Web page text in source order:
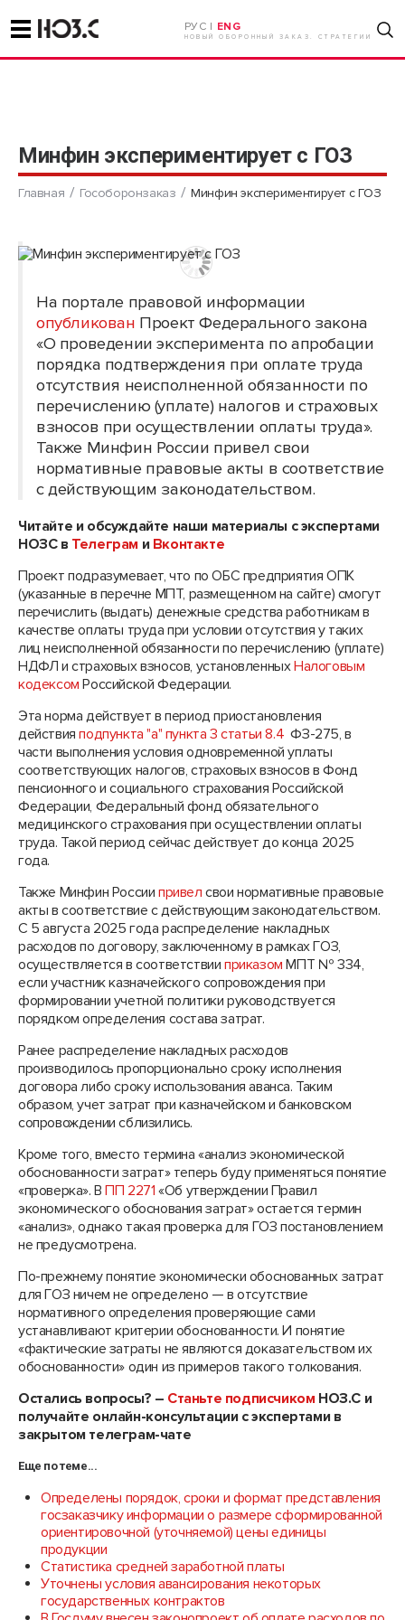
РУС | ENG
НОВЫЙ ОБОРОННЫЙ ЗАКАЗ. СТРАТЕГИИ
Минфин экспериментирует с ГОЗ
Главная Гособоронзаказ Минфин экспериментирует с ГОЗ
На портале правовой информации
опубликован Проект Федерального закона
«О проведении эксперимента по апробации
порядка подтверждения при оплате труда
отсутствия неисполненной обязанности по
перечислению (уплате) налогов и страховых
взносов при осуществлении оплаты труда».
Также Минфин России привел свои
нормативные правовые акты в соответствие
с действующим законодательством.
Читайте и обсуждайте наши материалы с экспертами
НОЗС в Телеграм и Вконтакте
Проект подразумевает, что по ОБС предприятия ОПК
(указанные в перечне МПТ, размещенном на сайте) смогут
перечислить (выдать) денежные средства работникам в
качестве оплаты труда при условии отсутствия у таких
лиц неисполненной обязанности по перечислению (уплате)
НДФЛ и страховых взносов, установленныхНалоговым
кодексом Российской Федерации.
Эта норма действует в период приостановления
действияподпункта "а" пункта 3 статьи 8.4 ФЗ-275, в
части выполнения условия одновременной уплаты
соответствующих налогов, страховых взносов в Фонд
пенсионного и социального страхования Российской
Федерации, Федеральный фонд обязательного
медицинского страхования при осуществлении оплаты
труда. Такой период сейчас действует до конца 2025
года.
Также Минфин Россиипривел свои нормативные правовые
акты в соответствие с действующим законодательством.
С 5 августа 2025 года распределение накладных
расходов по договору, заключенному в рамках ГОЗ,
осуществляется в соответствииприказом МПТ № 334,
если участник казначейского сопровождения при
формировании учетной политики руководствуется
порядком определения состава затрат.
Ранее распределение накладных расходов
производилось пропорционально сроку исполнения
договора либо сроку использования аванса. Таким
образом, учет затрат при казначейском и банковском
сопровождении сблизились.
Кроме того, вместо термина «анализ экономической
обоснованности затрат» теперь буду применяться понятие
«проверка». ВПП 2271 «Об утверждении Правил
экономического обоснования затрат» остается термин
«анализ», однако такая проверка для ГОЗ постановлением
не предусмотрена.
По-прежнему понятие экономически обоснованных затрат
для ГОЗ ничем не определено — в отсутствие
нормативного определения проверяющие сами
устанавливают критерии обоснованности. И понятие
«фактические затраты не являются доказательством их
обоснованности» один из примеров такого толкования.
Остались вопросы? – Станьте подписчиком НОЗ.С и
получайте онлайн-консультации с экспертами в
закрытом телеграм-чате
Еще по теме...
Определены порядок, сроки и формат представления
госзаказчику информации о размере сформированной
ориентировочной (уточняемой) цены единицы
продукции
Статистика средней заработной платы
Уточнены условия авансирования некоторых
государственных контрактов